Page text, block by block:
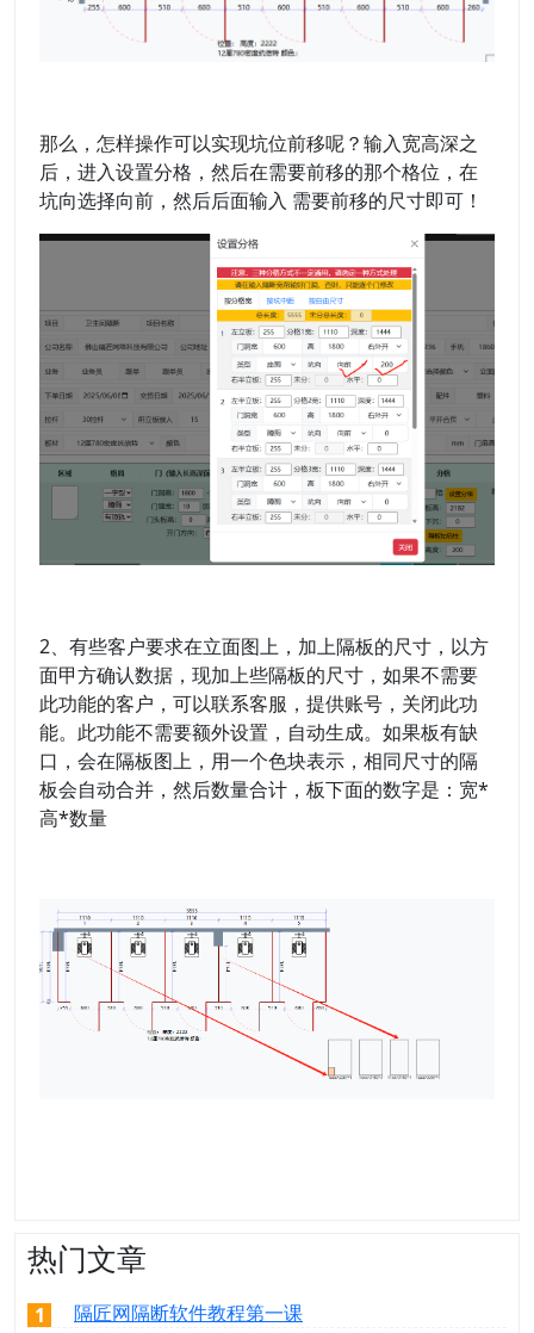
那么，怎样操作可以实现坑位前移呢？输入宽高深之
后，进入设置分格，然后在需要前移的那个格位，在
坑向选择向前，然后后面输入 需要前移的尺寸即可！
2、有些客户要求在立面图上，加上隔板的尺寸，以方
面甲方确认数据，现加上些隔板的尺寸，如果不需要
此功能的客户，可以联系客服，提供账号，关闭此功
能。此功能不需要额外设置，自动生成。如果板有缺
口，会在隔板图上，用一个色块表示，相同尺寸的隔
板会自动合并，然后数量合计，板下面的数字是：宽*
高*数量
热门文章
1 隔匠网隔断软件教程第一课